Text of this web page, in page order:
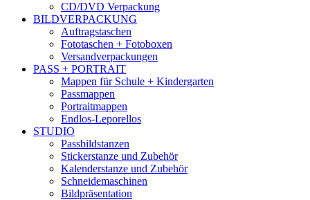
CD/DVD Verpackung
BILDVERPACKUNG
Auftragstaschen
Fototaschen + Fotoboxen
Versandverpackungen
PASS + PORTRAIT
Mappen für Schule + Kindergarten
Passmappen
Portraitmappen
Endlos-Leporellos
STUDIO
Passbildstanzen
Stickerstanze und Zubehör
Kalenderstanze und Zubehör
Schneidemaschinen
Bildpräsentation